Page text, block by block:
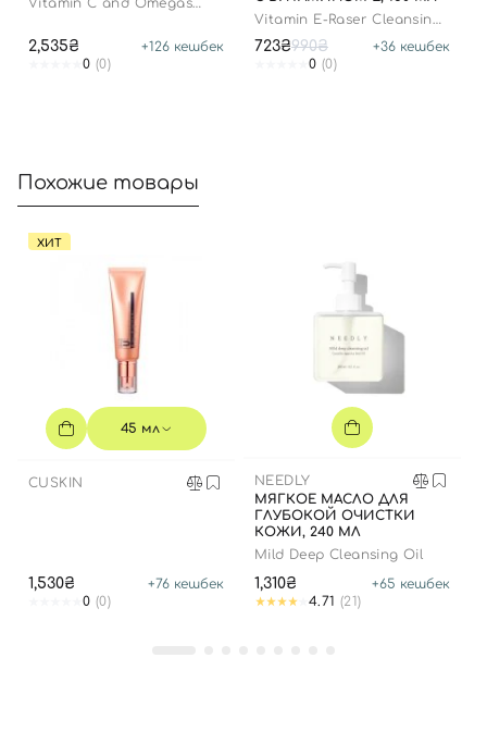
Vitamin C and Omegas
2,535₴ +126 кешбек
0 (0)
Vitamin E-Raser Cleansing
723₴990₴ +36 кешбек
0 (0)
Похожие товары
ХИТ
45 мл
CUSKIN
1,530₴ +76 кешбек
0 (0)
NEEDLY
МЯГКОЕ МАСЛО ДЛЯ
ГЛУБОКОЙ ОЧИСТКИ
КОЖИ, 240 МЛ
Mild Deep Cleansing Oil
1,310₴ +65 кешбек
4.71 (21)
Номер телефона
Отправляя форму для авторизации/регистрации, вы
принимаете условияПользовательские соглашения
Войти с помощью e-mail